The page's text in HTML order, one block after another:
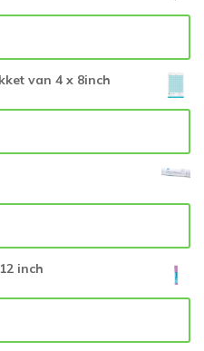
van 4 x 8inch
inch